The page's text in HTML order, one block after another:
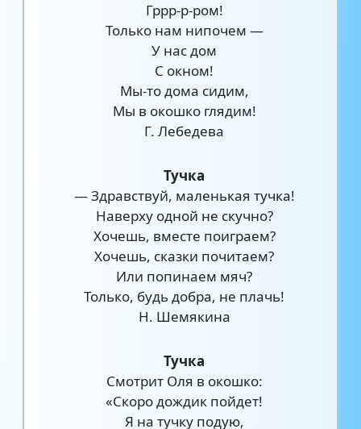
Гррр-р-ром!
Только нам нипочем —
У нас дом
С окном!
Мы-то дома сидим,
Мы в окошко глядим!
Г. Лебедева
Тучка
— Здравствуй, маленькая тучка!
Наверху одной не скучно?
Хочешь, вместе поиграем?
Хочешь, сказки почитаем?
Или попинаем мяч?
Только, будь добра, не плачь!
Н. Шемякина
Тучка
Смотрит Оля в окошко:
«Скоро дождик пойдет!
Я на тучку подую,